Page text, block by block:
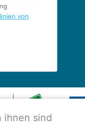
von
ihnen sind